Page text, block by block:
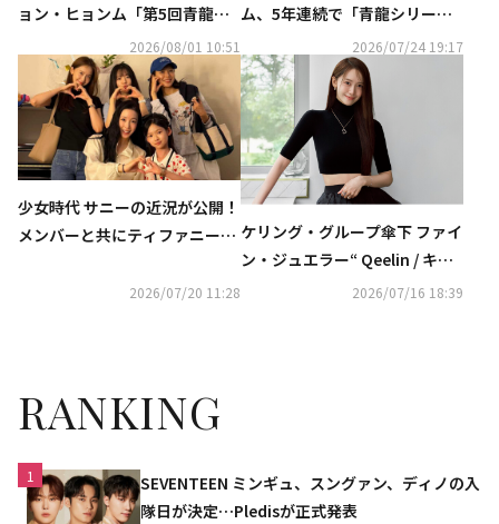
ョン・ヒョンム「第5回青龍シ
リーズアワード」レッドカーペ
ットに登場
2026/08/01 10:51
ム、5年連続で「青龍シリーズ
アワード」MCに抜擢！2026/07/24 19:17
少女時代 サニーの近況が公開！
メンバーと共にティファニー出
らぬ友情アピール2026/07/20 11:28
ケリング・グループ傘下 ファイ
ン・ジュエラー“ Qeelin / キー
リン ” グローバル ブランド ア
2026/07/16 18:39
RANKING
1
SEVENTEEN ミンギュ、スングァン、ディノの入
隊日が決定…Pledisが正式発表